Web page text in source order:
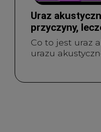
Uraz
przyczyny,
Co to jest uraz
urazu